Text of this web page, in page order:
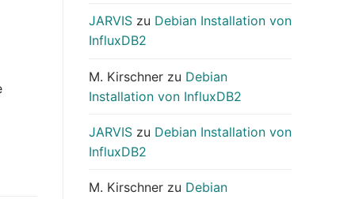
JARVIS zu Debian Installation von
InfluxDB2
M. Kirschner zu Debian
Installation von InfluxDB2
JARVIS zu Debian Installation von
InfluxDB2
M. Kirschner zu Debian